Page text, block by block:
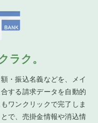
ラク。
・振込名義などを、メイ
する請求データを自動的
ワンクリックで完了しま
で、売掛金情報や消込情